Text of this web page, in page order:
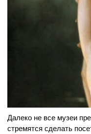
Далеко не все музеи
стремятся сделать